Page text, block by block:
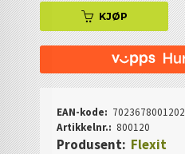
KJØP
EAN-kode: 7023678001202
Artikkelnr.: 800120
Produsent: Flexit